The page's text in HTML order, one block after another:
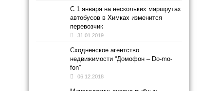
С 1 января на нескольких маршрутах
автобусов в Химках изменится
перевозчик
31.01.2019
Сходненское агентство
недвижимости “Домофон – Do-mo-
fon”
06.12.2018